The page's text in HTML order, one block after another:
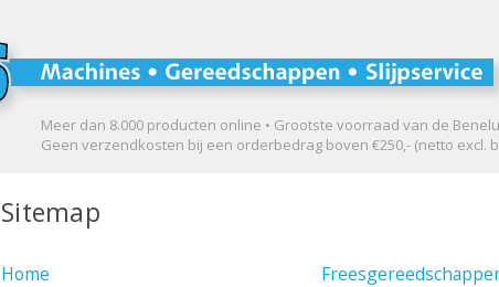
Meer dan 8.000 producten online • Grootste voorraad van de
Geen verzendkosten bij een orderbedrag boven €250,- (netto excl.
Sitemap
Home